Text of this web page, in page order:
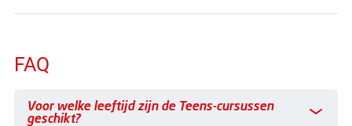
FAQ
Voor welke leeftijd zijn de Teens-cursussen geschikt?
Voor welke leeftijd zijn de Teens-cursussen
geschikt?